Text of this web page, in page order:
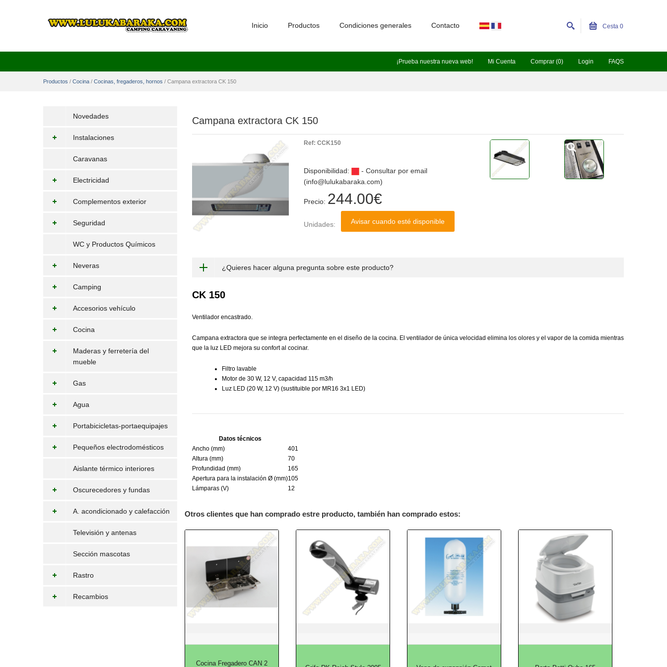
¡Prueba nuestra nueva web! Mi Cuenta Comprar (0) Login FAQS
Inicio Productos Condiciones generales Contacto Cesta 0
Productos / Cocina / Cocinas, fregaderos, hornos / Campana extractora CK 150
Novedades
Instalaciones
Caravanas
Electricidad
Complementos exterior
Seguridad
WC y Productos Químicos
Neveras
Camping
Accesorios vehículo
Cocina
Maderas y ferretería del
mueble
Gas
Agua
Portabicicletas-portaequipajes
Pequeños electrodomésticos
Aislante térmico interiores
Oscurecedores y fundas
A. acondicionado y calefacción
Televisión y antenas
Sección mascotas
Rastro
Recambios
Campana extractora CK 150
Ref: CCK150
Disponibilidad:
- Consultar por email
(info@lulukabaraka.com)
Precio: 244.00€
Unidades: Avisar cuando esté disponible
¿Quieres hacer alguna pregunta sobre este producto?
CK 150
Ventilador encastrado.
Campana extractora que se integra perfectamente en el diseño de la cocina. El ventilador de única velocidad elimina los olores y el vapor de la comida mientras
que la luz LED mejora su confort al cocinar.
Filtro lavable
Motor de 30 W, 12 V, capacidad 115 m3/h
Luz LED (20 W, 12 V) (sustituible por MR16 3x1 LED)
Datos técnicos
Ancho (mm)
401
Altura (mm)
70
Profundidad (mm)
165
Apertura para la instalación Ø (mm)105
Lámparas (V)
12
Otros clientes que han comprado estre producto, también han comprado estos:
Cocina Fregadero CAN 2